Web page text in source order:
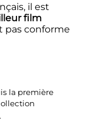
il est
film
pas conforme
la première
.